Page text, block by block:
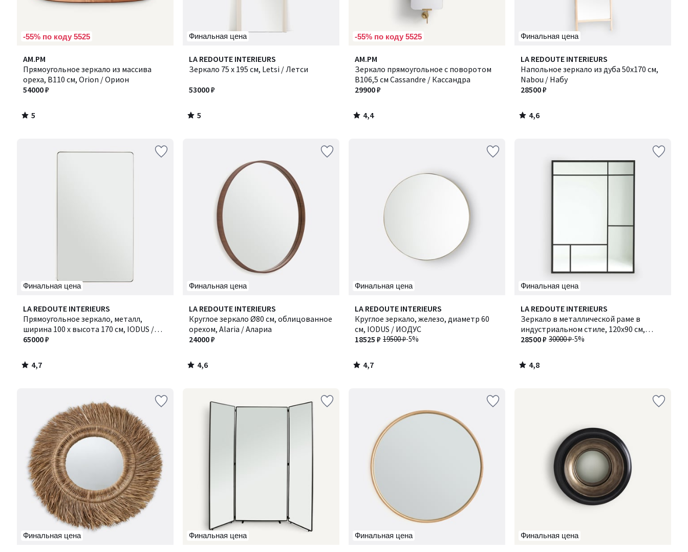
-55% по коду 5525
AM.PM
Прямоугольное зеркало из массива
ореха, В110 см, Orion / Орион
54000 ₽
5
/
5
5
/
Финальная цена
LA REDOUTE INTERIEURS
Зеркало 75 x 195 см, Letsi / Летси
53000 ₽
5
/
5
/
-55% по коду 5525
AM.PM
Зеркало прямоугольное с поворотом
В106,5 см Cassandre / Кассандра
29900 ₽
4,4
/ 5
4,4
/
Финальная цена
LA REDOUTE INTERIEURS
Напольное зеркало из дуба 50x170 см,
Nabou / Набу
28500 ₽
4,6
/ 5
4,6
/
Финальная цена
LA REDOUTE INTERIEURS
Прямоугольное зеркало, металл,
ширина 100 x высота 170 см, IODUS /
ЙОДУС
65000 ₽
4,7
/ 5
4,7
/
Финальная цена
LA REDOUTE INTERIEURS
Круглое зеркало Ø80 см, облицованное
орехом, Alaria / Алариа
24000 ₽
4,6
/ 5
4,6
/
Финальная цена
LA REDOUTE INTERIEURS
Круглое зеркало, железо, диаметр 60
см, IODUS / ИОДУС
19500 ₽-5%
18525 ₽
4,7
/ 5
4,7
/
Финальная цена
LA REDOUTE INTERIEURS
Зеркало в металлической раме в
индустриальном стиле, 120x90 см,
Lenaig / Ленэг
30000 ₽-5%
28500 ₽
4,8
/ 5
4,8
/
Финальная цена Финальная цена Финальная цена Финальная цена